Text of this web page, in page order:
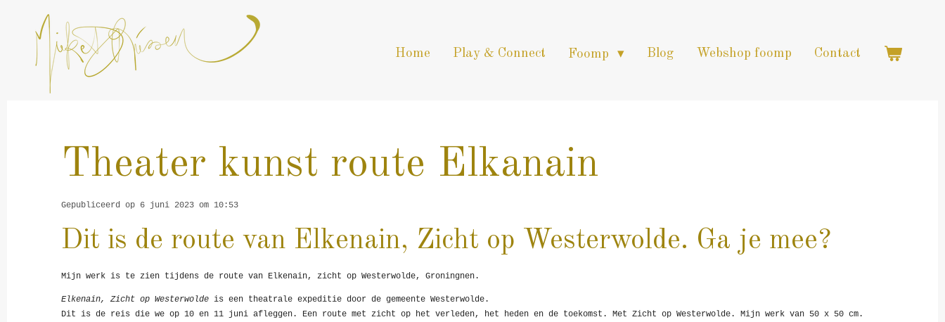
hoofdinhoud
Home Play & Connect Foomp Blog Webshop foomp Contact
Theater kunst route Elkanain
Gepubliceerd op 6 juni 2023 om 10:53
Dit is de route van Elkenain, Zicht op Westerwolde. Ga je mee?
Mijn werk is te zien tijdens de route van Elkenain, zicht op Westerwolde, Groningnen.
Elkenain, Zicht op Westerwolde is een theatrale expeditie door de gemeente Westerwolde.
Dit is de reis die we op 10 en 11 juni afleggen. Een route met zicht op het verleden, het heden en de toekomst. Met Zicht op Westerwolde. Mijn werk van 50 x 50 cm.